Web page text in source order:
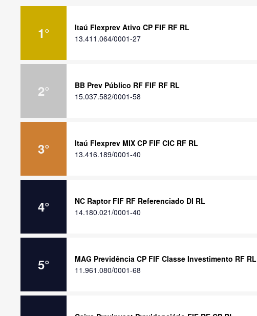
1°
Itaú Flexprev Ativo CP FIF RF RL
13.411.064/0001-27
2°
BB Prev Público RF FIF RF RL
15.037.582/0001-58
3°
Itaú Flexprev MIX CP FIF CIC RF RL
13.416.189/0001-40
4°
NC Raptor FIF RF Referenciado DI RL
14.180.021/0001-40
5°
MAG Previdência CP FIF Classe Investimento RF RL
11.961.080/0001-68